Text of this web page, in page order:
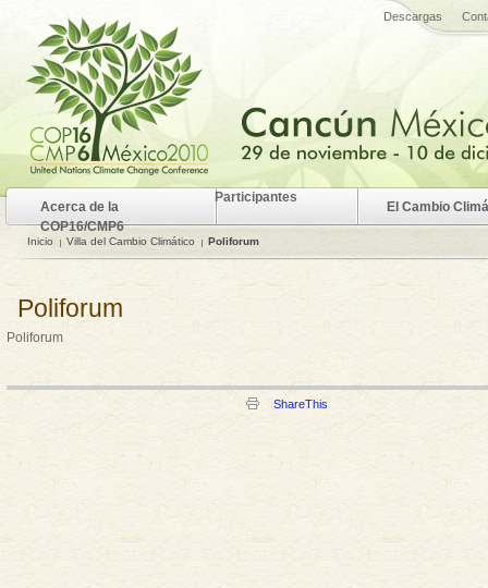
Poliforum
Poliforum
ShareThis
Inicio Villa del Cambio Climático Poliforum
Acerca de la
COP16/CMP6
Participantes
El Cambio
Descargas